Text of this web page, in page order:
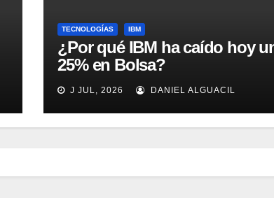
TECNOLOGÍAS IBM
¿Por qué IBM ha caído hoy
25% en Bolsa?
J JUL, 2026 DANIEL ALGUACIL